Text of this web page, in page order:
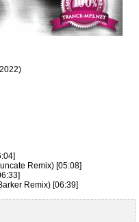
Remix) [05:08]
Remix) [06:39]